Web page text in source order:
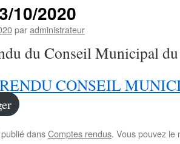
10/2020
paradministrateur
du Conseil Municipal
CONSEIL
dansComptes rendus. Vous pouvez